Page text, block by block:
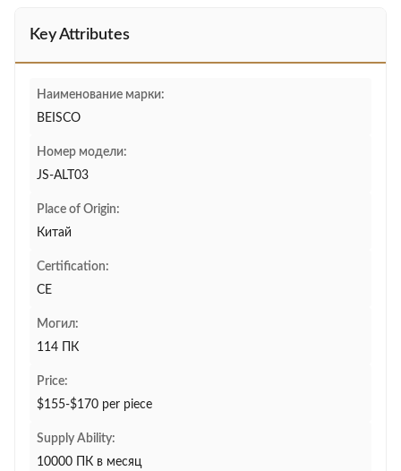
Key Attributes
Наименование марки:
BEISCO
Номер модели:
JS-ALT03
Place of Origin:
Китай
Certification:
CE
Могил:
114 ПК
Price:
$155-$170 per piece
Supply Ability:
10000 ПК в месяц